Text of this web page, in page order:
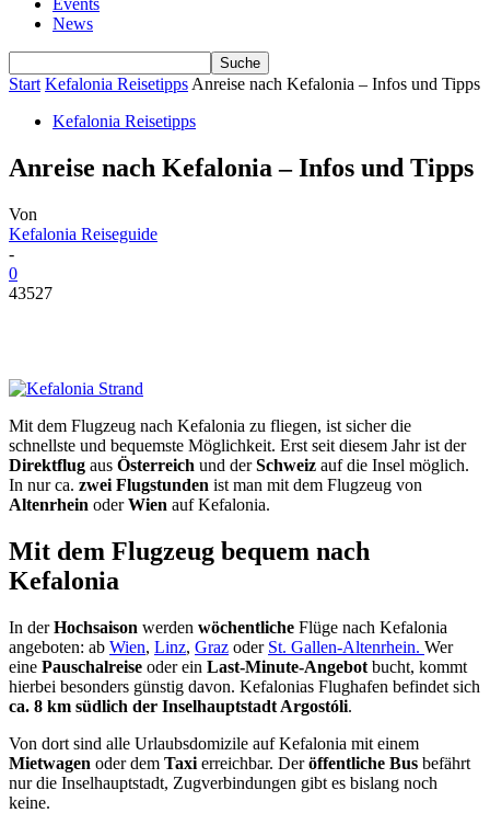
Events
News
Start Kefalonia Reisetipps Anreise nach Kefalonia – Infos und Tipps
Kefalonia Reisetipps
Anreise nach Kefalonia – Infos und Tipps
Von
Kefalonia Reiseguide
-
0
43527
Mit dem Flugzeug nach Kefalonia zu fliegen, ist sicher die
schnellste und bequemste Möglichkeit. Erst seit diesem Jahr ist der
Direktflug aus Österreich und derSchweiz auf die Insel möglich.
In nur ca. zwei Flugstunden ist man mit dem Flugzeug von
Altenrhein oderWien auf Kefalonia.
Mit dem Flugzeug bequem nach
Kefalonia
In derHochsaison werden wöchentliche Flüge nach Kefalonia
angeboten: ab Wien, Linz, Graz oder St. Gallen-Altenrhein. Wer
eine Pauschalreise oder ein Last-Minute-Angebot bucht, kommt
hierbei besonders günstig davon. Kefalonias Flughafen befindet sich
ca. 8 km südlich der Inselhauptstadt Argostóli.
Von dort sind alle Urlaubsdomizile auf Kefalonia mit einem
Mietwagen oder dem Taxi erreichbar. Deröffentliche Bus befährt
nur die Inselhauptstadt, Zugverbindungen gibt es bislang noch
keine.